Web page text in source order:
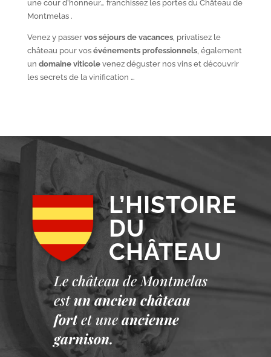
une cour d’honneur… franchissez les portes du Château de
Montmelas .
Venez y passer vos séjours de vacances, privatisez le
château pour vos événements professionnels, également
un domaine viticolevenez déguster nos vins et découvrir
les secrets de la vinification …
L’HISTOIRE
DU
CHÂTEAU
Le château de Montmelas
est un ancien château
fort et une ancienne
garnison.